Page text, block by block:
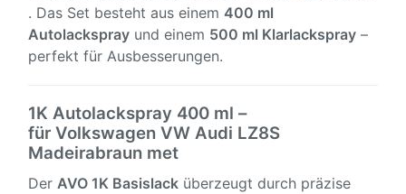
. Das Set besteht aus einem 400 ml
Autolackspray und einem 500 ml Klarlackspray –
perfekt für Ausbesserungen.
1K Autolackspray 400 ml –
für Volkswagen VW Audi LZ8S
Madeirabraun met
Der AVO 1K Basislack überzeugt durch präzise